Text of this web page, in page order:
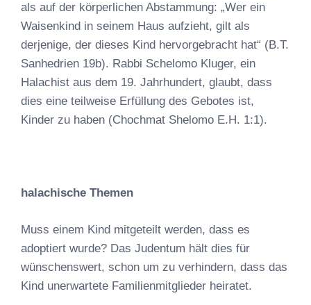
als auf der körperlichen Abstammung: „Wer ein
Waisenkind in seinem Haus aufzieht, gilt als
derjenige, der dieses Kind hervorgebracht hat“ (B.T.
Sanhedrien 19b). Rabbi Schelomo Kluger, ein
Halachist aus dem 19. Jahrhundert, glaubt, dass
dies eine teilweise Erfüllung des Gebotes ist,
Kinder zu haben (Chochmat Shelomo E.H. 1:1).
halachische Themen
Muss einem Kind mitgeteilt werden, dass es
adoptiert wurde? Das Judentum hält dies für
wünschenswert, schon um zu verhindern, dass das
Kind unerwartete Familienmitglieder heiratet.